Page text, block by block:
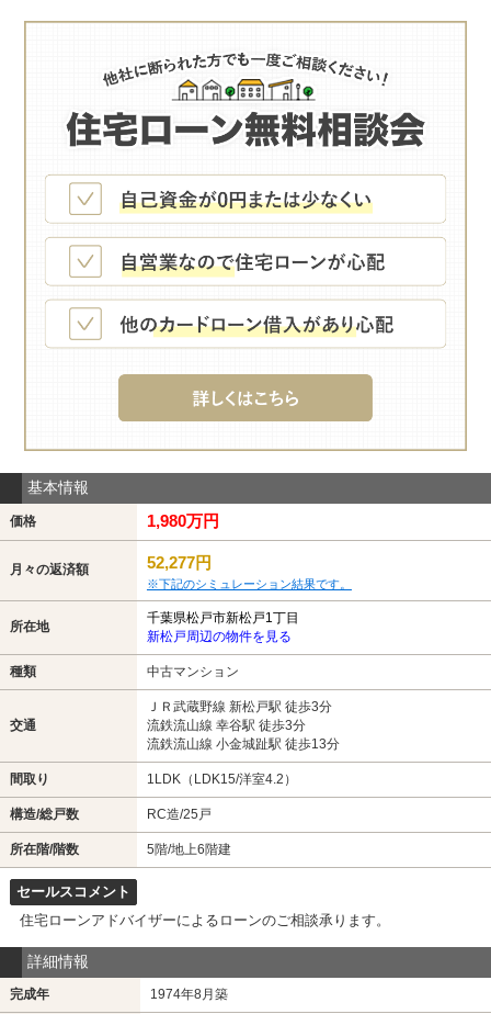
基本情報
価格 1,980万円
月々の返済額 52,277円
※下記のシミュレーション結果です。
所在地
千葉県松戸市新松戸1丁目
新松戸周辺の物件を見る
種類 中古マンション
交通
ＪＲ武蔵野線 新松戸駅 徒歩3分
流鉄流山線 幸谷駅 徒歩3分
流鉄流山線 小金城趾駅 徒歩13分
間取り 1LDK（LDK15/洋室4.2）
構造/総戸数 RC造/25戸
所在階/階数 5階/地上6階建
セールスコメント
住宅ローンアドバイザーによるローンのご相談承ります。
詳細情報
完成年 1974年8月築